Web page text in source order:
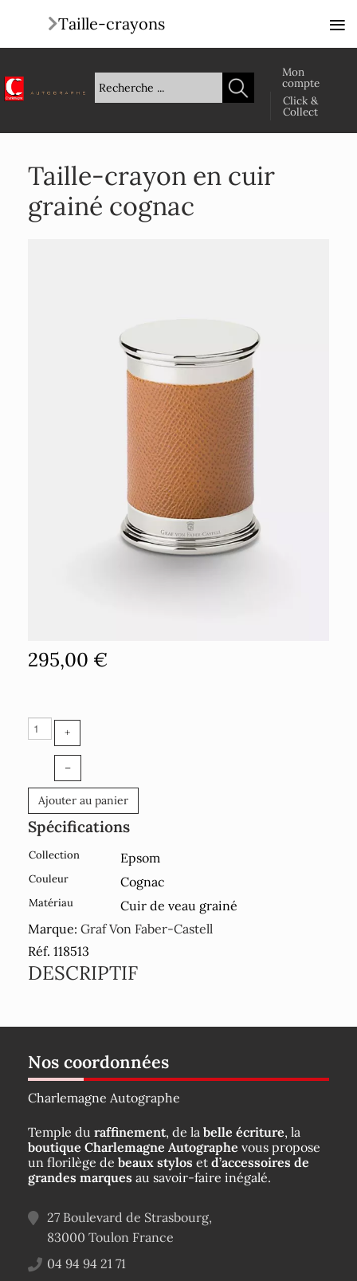
Mon
compte
Click &
Collect
Taille-crayon en cuir
grainé cognac
295,00 €
+
–
Ajouter au panier
Spécifications
Collection Epsom
Couleur Cognac
Matériau
Cuir de veau grainé
Marque: Graf Von Faber-Castell
Réf. 118513
DESCRIPTIF
Nos coordonnées
Charlemagne Autographe
Temple du raffinement, de la belle écriture, la
boutique Charlemagne Autographe vous propose
un florilège de beaux stylos et d’accessoires de
grandes marques au savoir-faire inégalé.
27 Boulevard de Strasbourg,
83000 Toulon France
04 94 94 21 71
Taille-crayons ≡